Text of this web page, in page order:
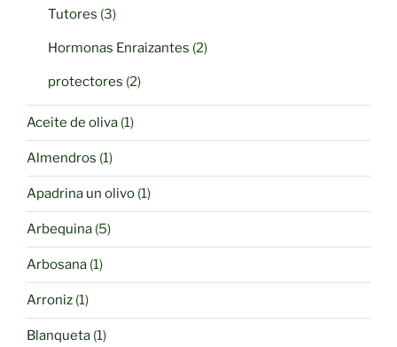
Tutores 33
Hormonas Enraizantes 22
protectores 22
productos
Aceite de oliva 11
producto
Almendros 11
producto
Apadrina un olivo 11
producto
Arbequina 55
productos
Arbosana 11
producto
Arroniz 11
producto
Blanqueta 11